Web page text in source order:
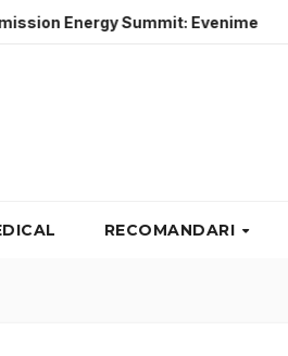
Summit: Evenimente energie
RECOMANDARI